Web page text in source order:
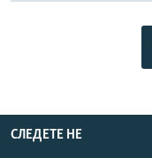
СЛЕДЕТЕ НЕ